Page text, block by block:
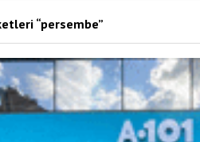
“persembe”